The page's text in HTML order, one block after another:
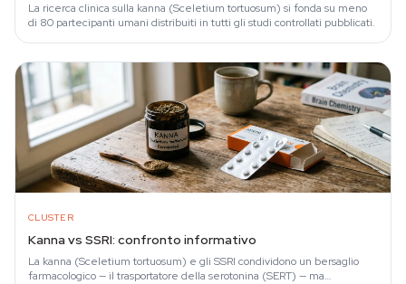
La ricerca clinica sulla kanna (Sceletium tortuosum) si fonda su meno
di 80 partecipanti umani distribuiti in tutti gli studi controllati pubblicati.
CLUSTER
Kanna vs SSRI: confronto informativo
La kanna (Sceletium tortuosum) e gli SSRI condividono un bersaglio
farmacologico — il trasportatore della serotonina (SERT) — ma